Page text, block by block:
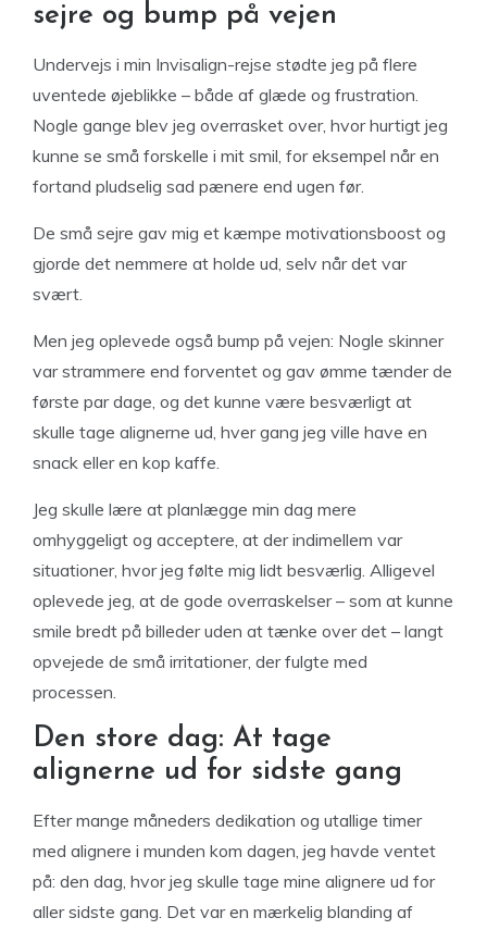
sejre og bump på vejen
Undervejs i min Invisalign-rejse stødte jeg på flere
uventede øjeblikke – både af glæde og frustration.
Nogle gange blev jeg overrasket over, hvor hurtigt jeg
kunne se små forskelle i mit smil, for eksempel når en
fortand pludselig sad pænere end ugen før.
De små sejre gav mig et kæmpe motivationsboost og
gjorde det nemmere at holde ud, selv når det var
svært.
Men jeg oplevede også bump på vejen: Nogle skinner
var strammere end forventet og gav ømme tænder de
første par dage, og det kunne være besværligt at
skulle tage alignerne ud, hver gang jeg ville have en
snack eller en kop kaffe.
Jeg skulle lære at planlægge min dag mere
omhyggeligt og acceptere, at der indimellem var
situationer, hvor jeg følte mig lidt besværlig. Alligevel
oplevede jeg, at de gode overraskelser – som at kunne
smile bredt på billeder uden at tænke over det – langt
opvejede de små irritationer, der fulgte med
processen.
Den store dag: At tage
alignerne ud for sidste gang
Efter mange måneders dedikation og utallige timer
med alignere i munden kom dagen, jeg havde ventet
på: den dag, hvor jeg skulle tage mine alignere ud for
aller sidste gang. Det var en mærkelig blanding af